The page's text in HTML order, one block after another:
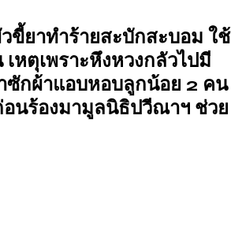
ขี้ยาทำร้ายสะบักสะบอม ใช้
หตุเพราะหึงหวงกลัวไปมี
ซักผ้าแอบหอบลูกน้อย 2 คน
นร้องมามูลนิธิปวีณาฯ ช่วย